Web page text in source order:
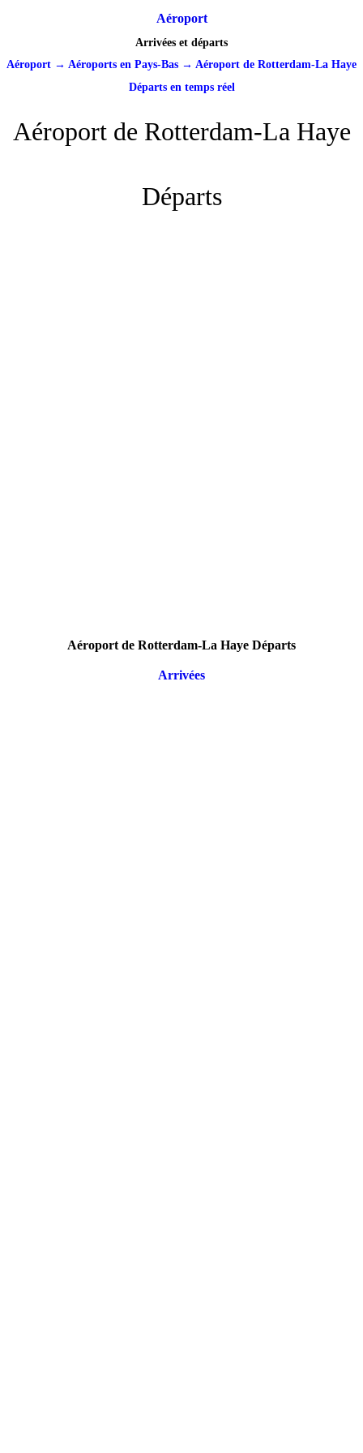
Aéroport
Arrivées et départs
Aéroport → Aéroports en Pays-Bas → Aéroport de Rotterdam-La Haye
Départs en temps réel
Aéroport de Rotterdam-La Haye
Départs
Aéroport de Rotterdam-La Haye Départs
Arrivées